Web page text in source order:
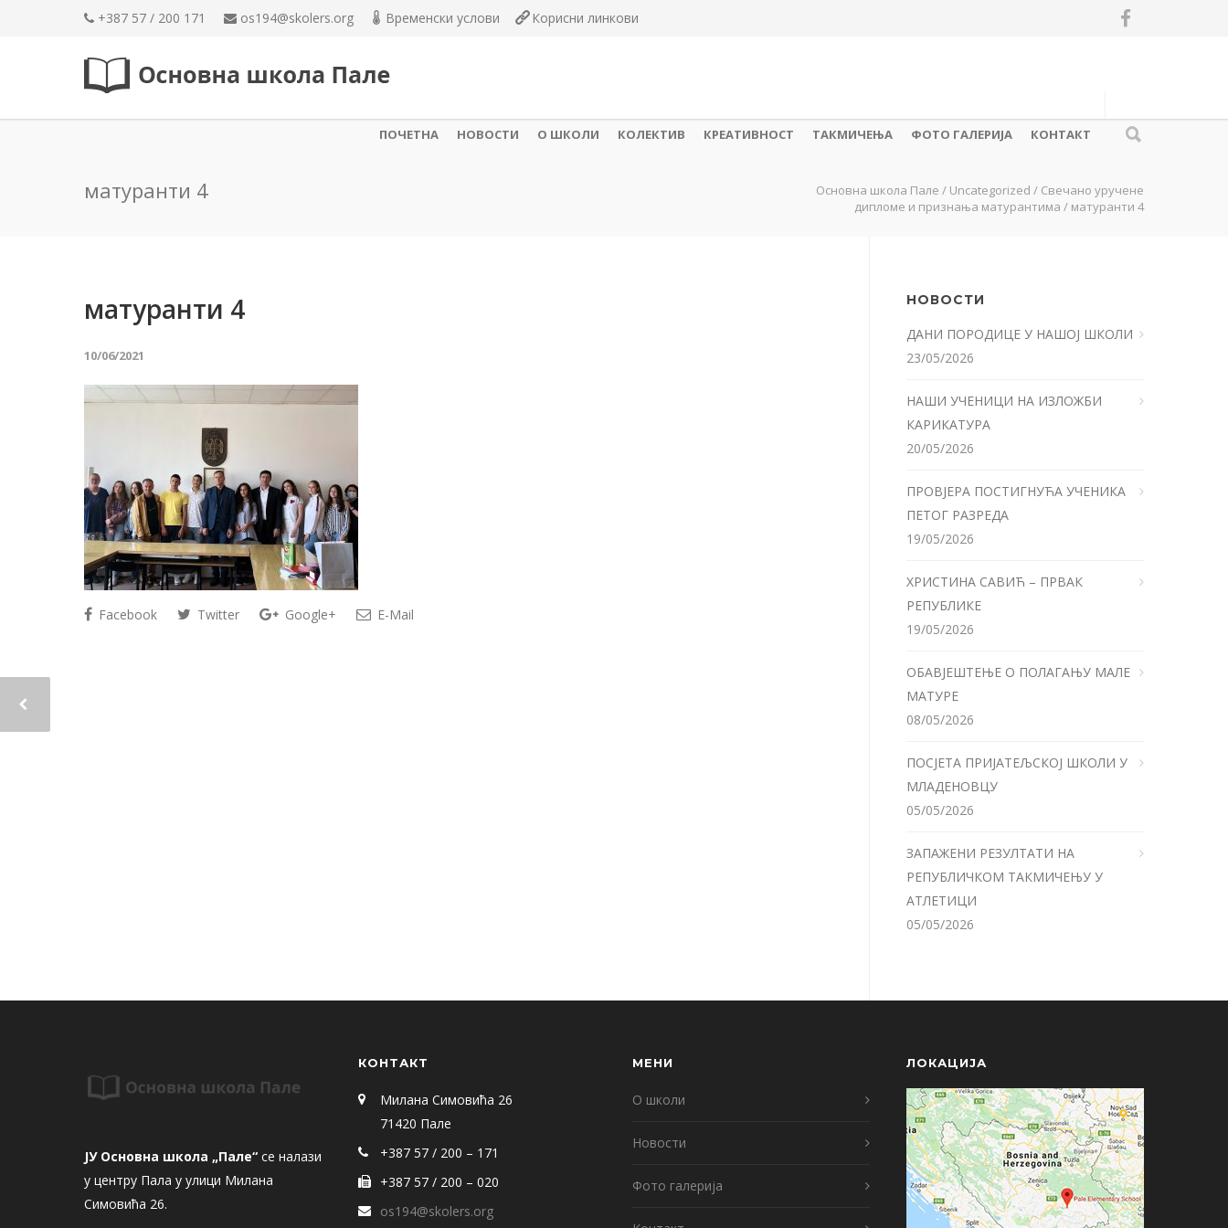
+387 57 / 200 171 os194@skolers.org Временски услови Корисни линкови
ПОЧЕТНА НОВОСТИ О ШКОЛИ КОЛЕКТИВ КРЕАТИВНОСТ ТАКМИЧЕЊА ФОТО ГАЛЕРИЈА КОНТАКТ
матуранти 4 Основна школа Пале / Uncategorized / Свечано уручене
дипломе и признања матурантима / матуранти 4
матуранти 4
10/06/2021
Facebook Twitter Google+ E-Mail
НОВОСТИ
ДАНИ ПОРОДИЦЕ У НАШОЈ ШКОЛИ
23/05/2026
НАШИ УЧЕНИЦИ НА ИЗЛОЖБИ
КАРИКАТУРА
20/05/2026
ПРОВЈЕРА ПОСТИГНУЋА УЧЕНИКА
ПЕТОГ РАЗРЕДА
19/05/2026
ХРИСТИНА САВИЋ – ПРВАК
РЕПУБЛИКЕ
19/05/2026
ОБАВЈЕШТЕЊЕ О ПОЛАГАЊУ МАЛЕ
МАТУРЕ
08/05/2026
ПОСЈЕТА ПРИЈАТЕЉСКОЈ ШКОЛИ У
МЛАДЕНОВЦУ
05/05/2026
ЗАПАЖЕНИ РЕЗУЛТАТИ НА
РЕПУБЛИЧКОМ ТАКМИЧЕЊУ У
АТЛЕТИЦИ
05/05/2026
ЈУ Основна школа „Пале“ се налази
у центру Пала у улици Милана
Симовића 26.
КОНТАКТ
Милана Симовића 26
71420 Пале
+387 57 / 200 – 171
+387 57 / 200 – 020
os194@skolers.org
МЕНИ
О школи
Новости
Фото галерија
ЛОКАЦИЈА